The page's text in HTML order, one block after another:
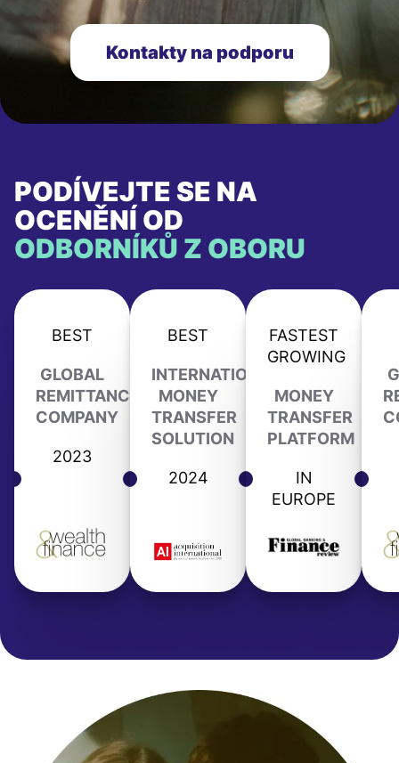
Kontakty na podporu
PODÍVEJTE SE NA
OCENĚNÍ OD
ODBORNÍKŮ Z OBORU
BEST
GLOBAL
REMITTANCE
COMPANY
2023
BEST
INTERNATIONAL
MONEY
TRANSFER
SOLUTION
2024
FASTEST
GROWING
MONEY
TRANSFER
PLATFORM
IN
EUROPE